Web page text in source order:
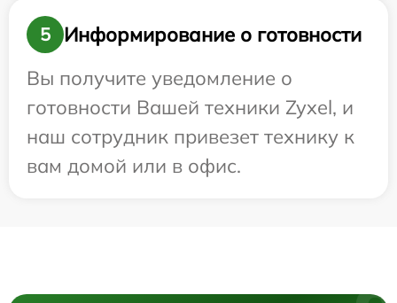
5
Информирование о готовности
Вы получите уведомление о
готовности Вашей техники Zyxel, и
наш сотрудник привезет технику к
вам домой или в офис.